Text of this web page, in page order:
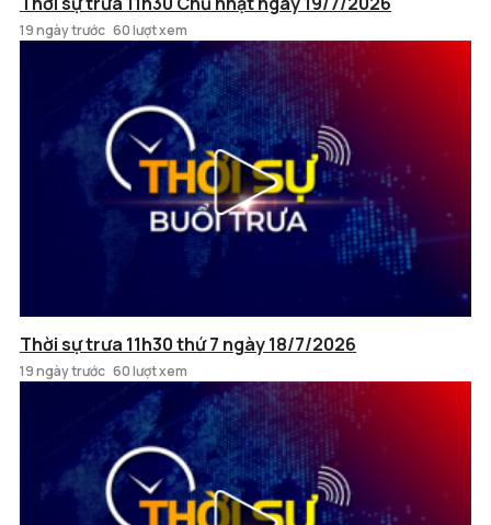
19 ngày trước 60 lượt xem
Thời sự trưa 11h30 thứ 7 ngày 18/7/2026
19 ngày trước 60 lượt xem